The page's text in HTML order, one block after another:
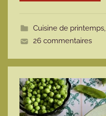
t
e
Cuisine de printemps,
26 commentaires